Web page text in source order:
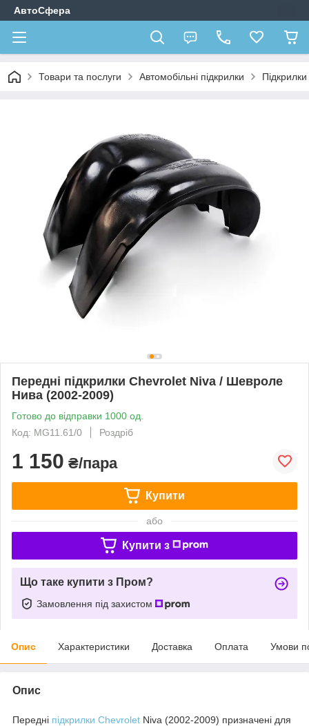
АвтоСфера
Товари та послуги Автомобільні підкрилки
Передні підкрилки Chevrolet Niva / Шевроле
Нива (2002-2009)
Готово до відправки 1000 од.
Код: MG11.61/0
Роздріб
1 150 ₴/пара
Купити
або
Купити з
Що таке купити з Пром?
Замовлення під захистом
Опис Характеристики Доставка Оплата Умови
Опис
Передні підкрилки Chevrolet Niva (2002-2009) призначені для